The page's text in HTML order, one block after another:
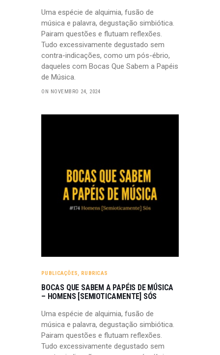
Uma espécie de alquimia, fusão de
música e palavra, degustação simbiótica.
Pairam questões e flutuam reflexões.
Tudo excessivamente degustado sem
contra-indicações, como um pós-ébrio,
daqueles com Bocas Que Sabem a Papéis
de Música.
ON NOVEMBRO 24, 2024
PUBLICAÇÕES, RUBRICAS
BOCAS QUE SABEM A PAPÉIS DE MÚSICA
– HOMENS [SEMIOTICAMENTE] SÓS
Uma espécie de alquimia, fusão de
música e palavra, degustação simbiótica.
Pairam questões e flutuam reflexões.
Tudo excessivamente degustado sem